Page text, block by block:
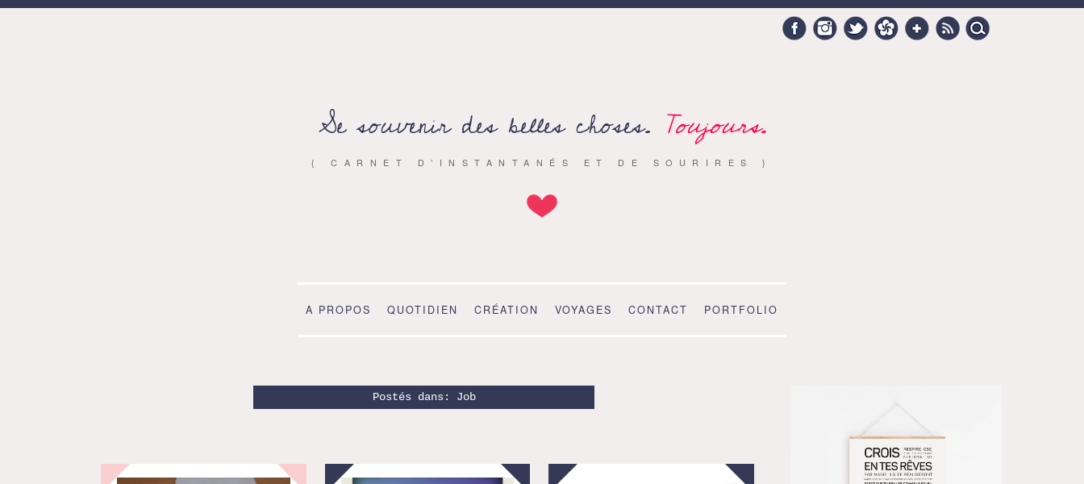
Search
for:
FacebookInstagramTwitter HellocotonGoogle +
RSS
Se souvenir des belles choses. Toujours.
{ CARNET D’INSTANTANÉS ET DE SOURIRES }
A PROPOS QUOTIDIEN CRÉATION VOYAGES CONTACT PORTFOLIO
Postés dans: Job